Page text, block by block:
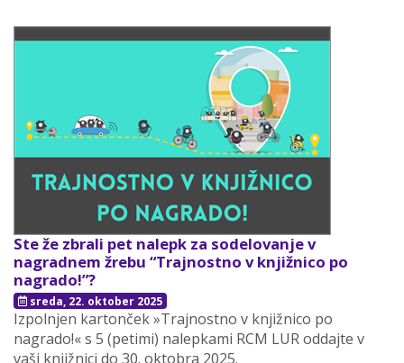
Ste že zbrali pet nalepk za sodelovanje v
nagradnem žrebu “Trajnostno v knjižnico po
nagrado!”?
sreda, 22. oktober 2025
Izpolnjen kartonček »Trajnostno v knjižnico po
nagrado!« s 5 (petimi) nalepkami RCM LUR oddajte v
vaši knjižnici do 30. oktobra 2025.